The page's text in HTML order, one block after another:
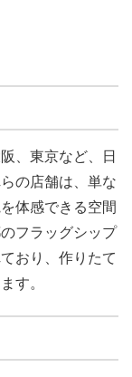
、東京など、日
の店舗は、単な
体感できる空間
フラッグシップ
おり、作りたて
す。